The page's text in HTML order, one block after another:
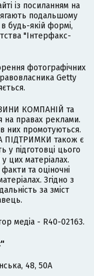
із посиланням на
подальшому
будь-якій формі,
"Інтерфакс-
фотографічних
Getty
КОМПАНІЙ та
на правах реклами.
них промотуються.
ПІДТРИМКИ також є
у підготовці цього
цих матеріалах.
та оціночні
Згідно з
за зміст
медіа - R40-02163.
48, 50А